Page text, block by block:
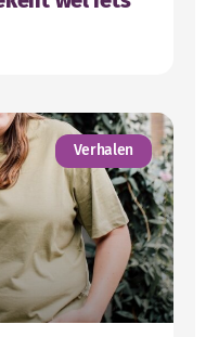
Verhalen